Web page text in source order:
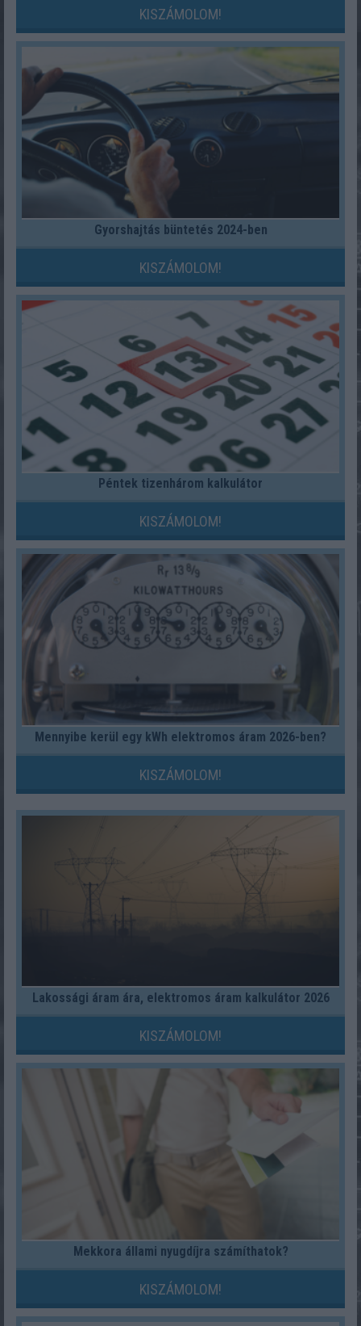
KISZÁMOLOM!
Gyorshajtás büntetés 2024-ben
KISZÁMOLOM!
Péntek tizenhárom kalkulátor
KISZÁMOLOM!
Mennyibe kerül egy kWh elektromos áram 2026-ben?
KISZÁMOLOM!
Lakossági áram ára, elektromos áram kalkulátor 2026
KISZÁMOLOM!
Mekkora állami nyugdíjra számíthatok?
KISZÁMOLOM!